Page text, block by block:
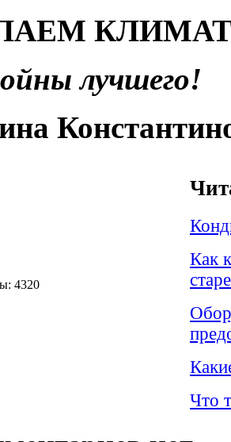
лучшего!
4320
Как
Что